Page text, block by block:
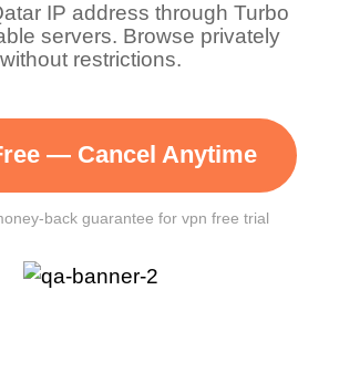
IP address through Turbo
servers. Browse privately
without restrictions.
— Cancel Anytime
back guarantee for vpn free trial